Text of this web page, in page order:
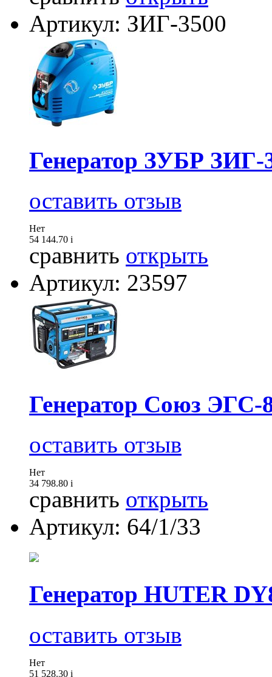
Артикул: ЗИГ-3500
Генератор ЗУБР ЗИГ-
оставить отзыв
Нет
54 144.70 i
сравнить открыть
Артикул: 23597
Генератор Союз ЭГС-
оставить отзыв
Нет
34 798.80 i
сравнить открыть
Артикул: 64/1/33
Генератор HUTER
оставить отзыв
Нет
51 528.30 i